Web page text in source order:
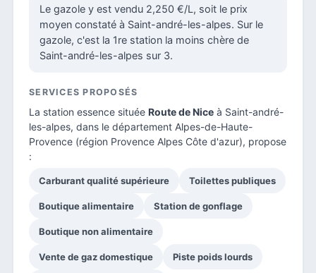
Le gazole y est vendu 2,250 €/L, soit le prix
moyen constaté à Saint-andré-les-alpes. Sur le
gazole, c'est la 1re station la moins chère de
Saint-andré-les-alpes sur 3.
SERVICES PROPOSÉS
La station essence située Route de Nice à Saint-andré-
les-alpes, dans le département Alpes-de-Haute-
Provence (région Provence Alpes Côte d'azur), propose
:
Carburant qualité supérieure Toilettes publiques
Boutique alimentaire Station de gonflage
Boutique non alimentaire
Vente de gaz domestique Piste poids lourds